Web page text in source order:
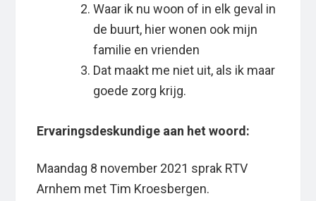
Waar ik nu woon of in elk geval in
de buurt, hier wonen ook mijn
familie en vrienden
Dat maakt me niet uit, als ik maar
goede zorg krijg.
Ervaringsdeskundige aan het woord:
Maandag 8 november 2021 sprak RTV
Arnhem met Tim Kroesbergen.